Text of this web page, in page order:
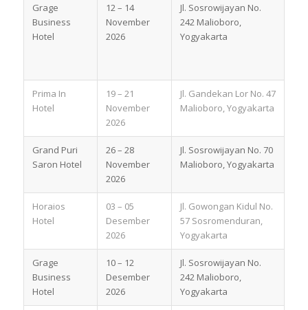
Grage
Business
Hotel
12 – 14
November
2026
Jl. Sosrowijayan No.
242 Malioboro,
Yogyakarta
Prima In
Hotel
19 – 21
November
2026
Jl. Gandekan Lor No. 47
Malioboro, Yogyakarta
Grand Puri
Saron Hotel
26 – 28
November
2026
Jl. Sosrowijayan No. 70
Malioboro, Yogyakarta
Horaios
Hotel
03 – 05
Desember
2026
Jl. Gowongan Kidul No.
57 Sosromenduran,
Yogyakarta
Grage
Business
Hotel
10 – 12
Desember
2026
Jl. Sosrowijayan No.
242 Malioboro,
Yogyakarta